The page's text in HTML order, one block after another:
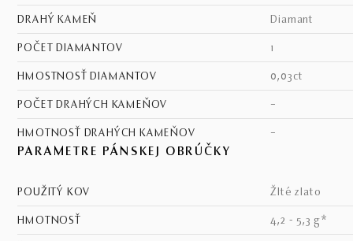
DRAHÝ KAMEŇ diamant
POČET DIAMANTOV 1
HMOSTNOSŤ DIAMANTOV 0,03ct
POČET DRAHÝCH KAMEŇOV –
HMOTNOSŤ DRAHÝCH KAMEŇOV –
PARAMETRE PÁNSKEJ OBRÚČKY
POUŽITÝ KOV žlté zlato
HMOTNOSŤ 4,2 - 5,3 g*